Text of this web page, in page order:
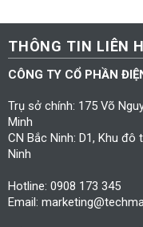
THÔNG TIN LIÊN
CÔNG TY CỔ PHẦN
Trụ sở chính: 175 Võ
Minh
CN Bắc Ninh: D1, Khu đô
Ninh
Hotline: 0908 173 345
Email: